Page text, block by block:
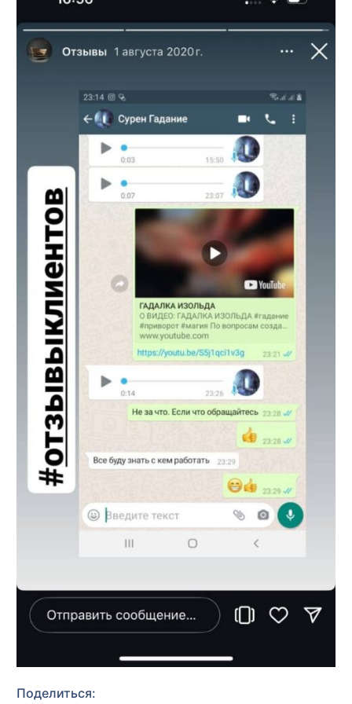
Поделиться: